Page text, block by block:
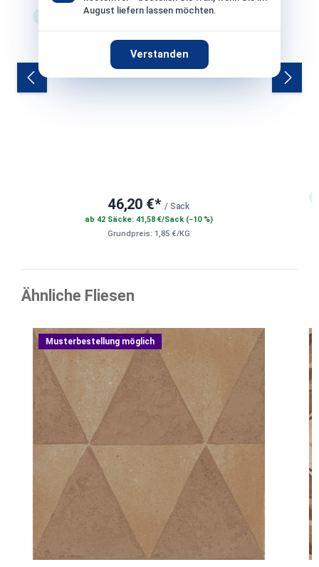
August liefern lassen möchten.
Verstanden
Lagerware Versand: 3-4 Werktage
46,20 €* / Sack
ab 42 Säcke: 41,58 €/Sack (−10 %)
Grundpreis: 1,85 €/KG
Ähnliche Fliesen
Musterbestellung möglich